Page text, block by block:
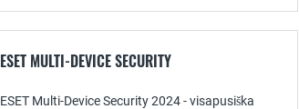
ESET MULTI-DEVICE SECURITY
ESET Multi-Device Security 2024 - visapusiška